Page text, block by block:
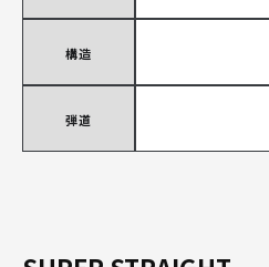
構造
弾道